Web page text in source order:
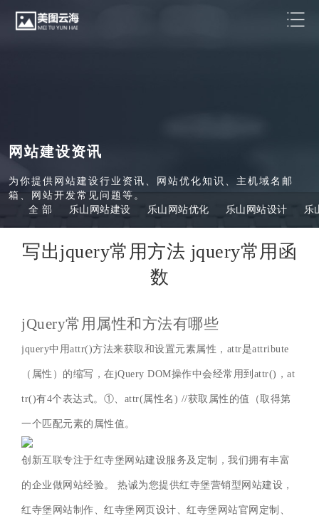
网站建设资讯
为你提供网站建设行业资讯、网站优化知识、主机域名邮
箱、网站开发常见问题等。
全 部
乐山网站建设 乐山网站优化 乐山网站设计 乐
写出jquery常用方法 jquery常用函
数
jQuery常用属性和方法有哪些
jquery中用attr()方法来获取和设置元素属性，attr是attribute
（属性）的缩写，在jQuery DOM操作中会经常用到attr()，at
tr()有4个表达式。①、attr(属性名) //获取属性的值（取得第
一个匹配元素的属性值。
创新互联专注于红寺堡网站建设服务及定制，我们拥有丰富
的企业做网站经验。 热诚为您提供红寺堡营销型网站建设，
红寺堡网站制作、红寺堡网页设计、红寺堡网站官网定制、